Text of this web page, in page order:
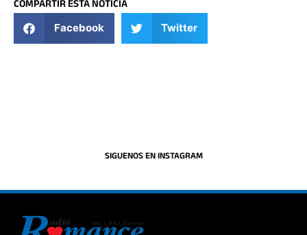
COMPARTIR ESTA NOTICIA
Facebook Twitter
SIGUENOS EN INSTAGRAM